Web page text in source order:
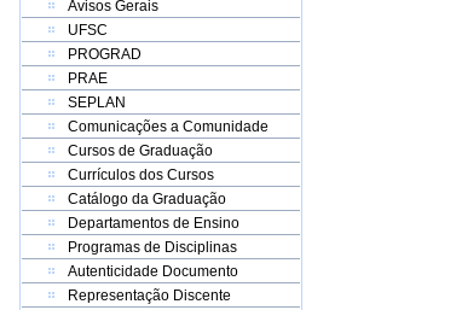
Avisos Gerais
UFSC
PROGRAD
PRAE
SEPLAN
Comunicações a Comunidade
Cursos de Graduação
Currículos dos Cursos
Catálogo da Graduação
Departamentos de Ensino
Programas de Disciplinas
Autenticidade Documento
Representação Discente